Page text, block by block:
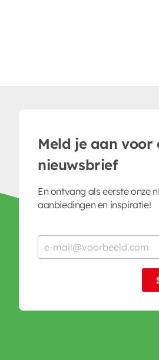
Meld je aan voor
nieuwsbrief
En ontvang als eerste onze
aanbiedingen en inspiratie!